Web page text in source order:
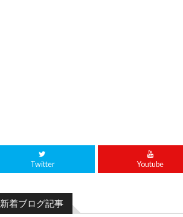
Twitter Youtube
新着ブログ記事